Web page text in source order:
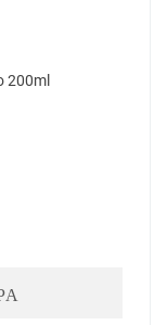
200ml